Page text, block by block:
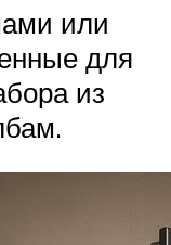
или
для
из